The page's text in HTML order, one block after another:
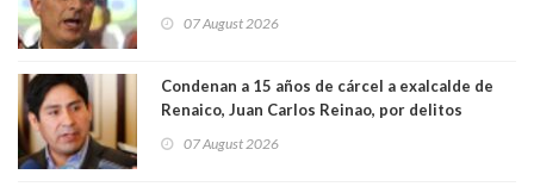
07 August 2026
Condenan a 15 años de cárcel a exalcalde de
Renaico, Juan Carlos Reinao, por delitos
07 August 2026